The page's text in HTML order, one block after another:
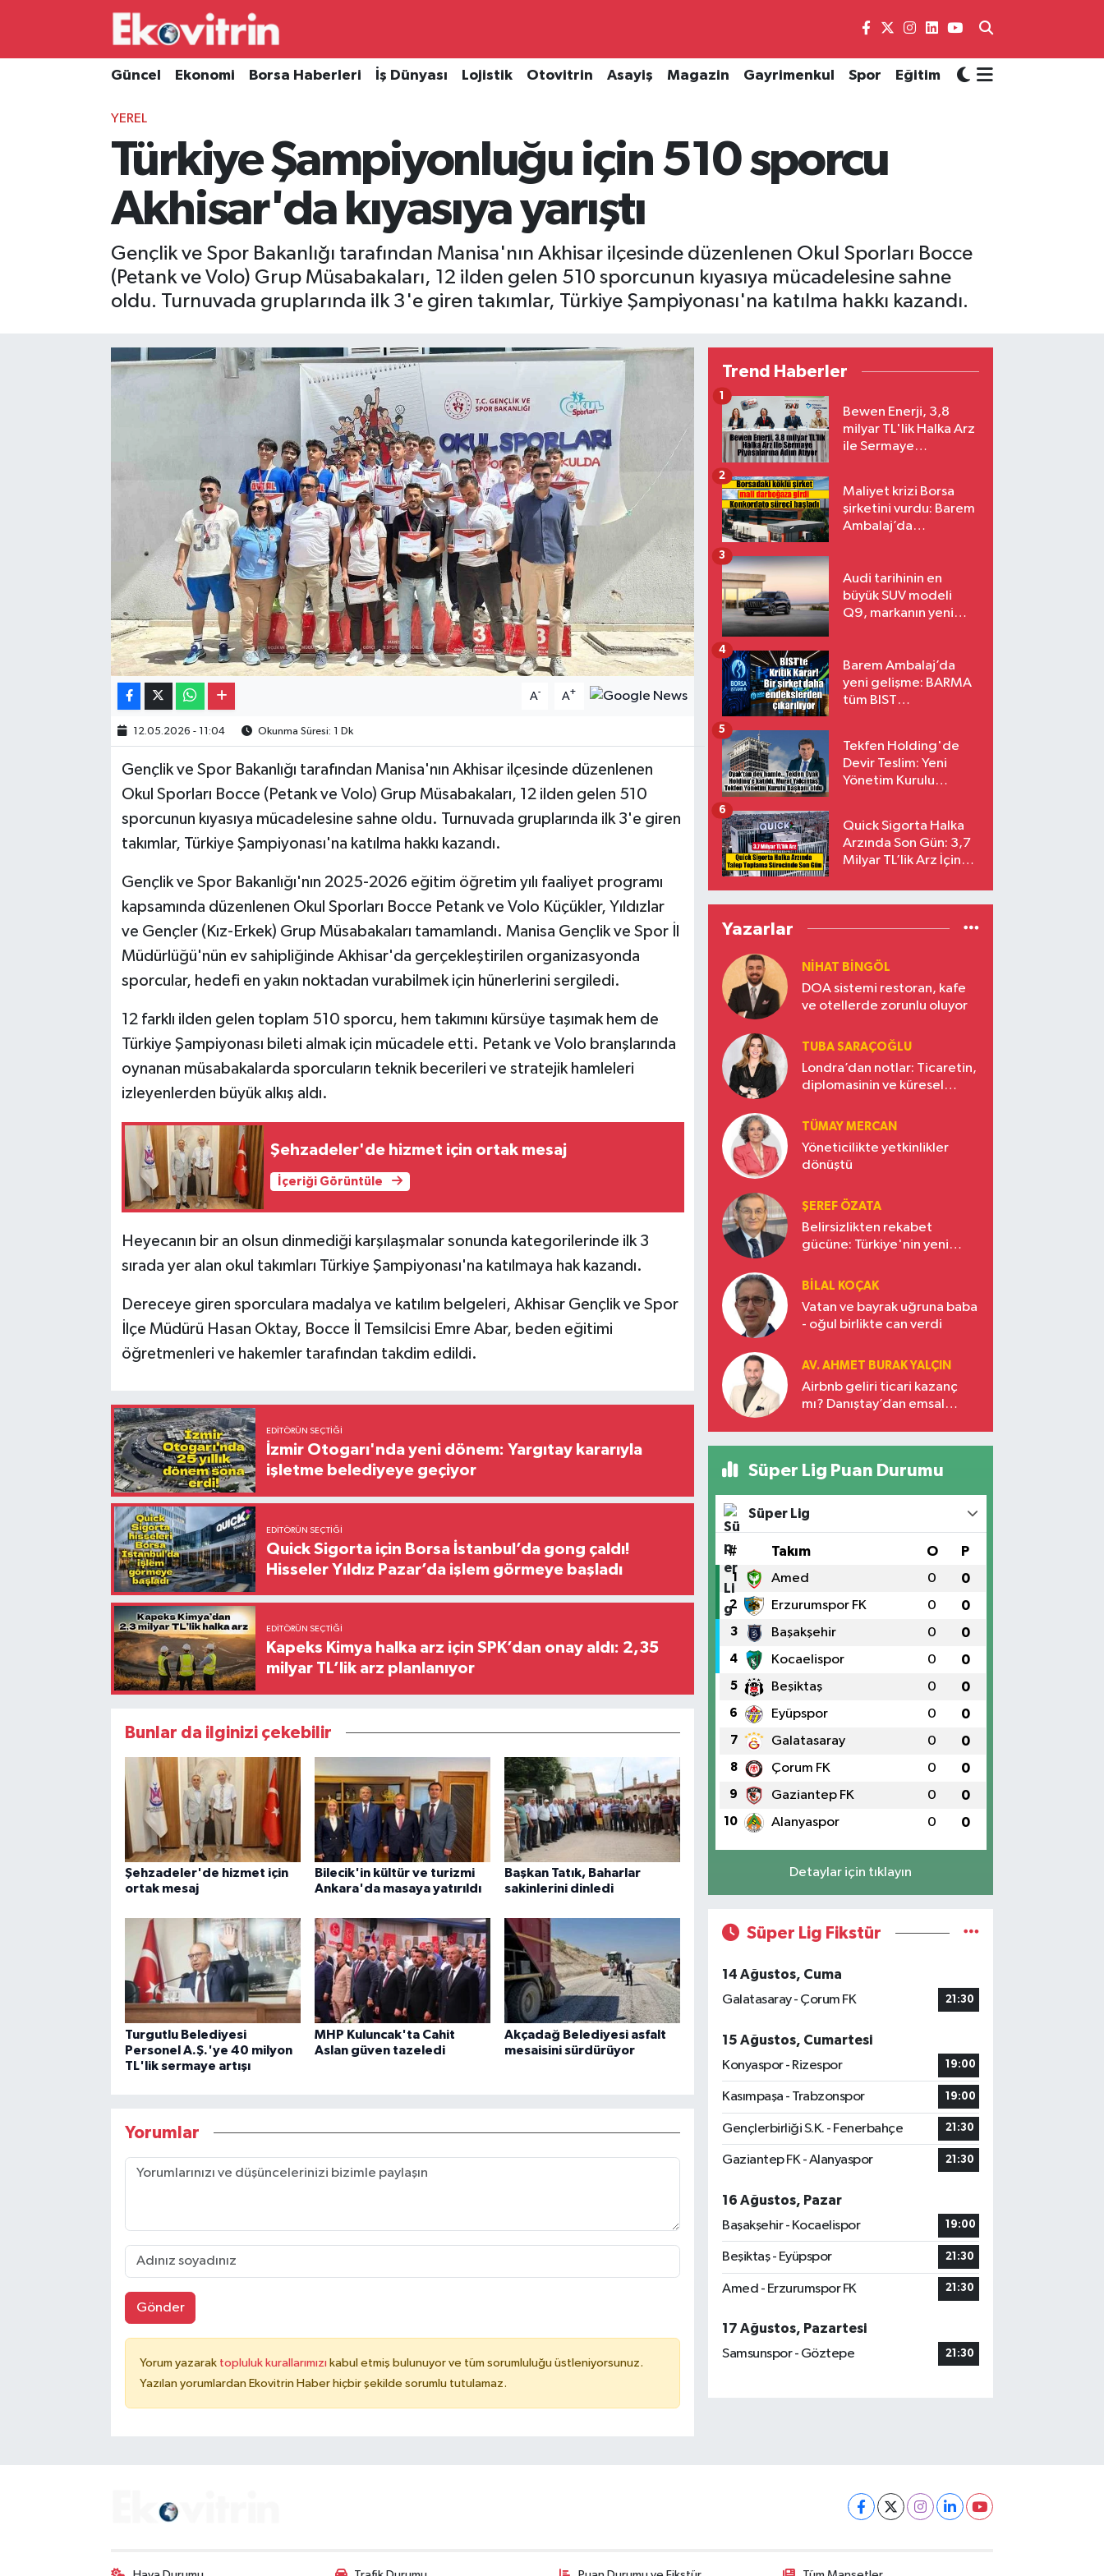
Güncel Ekonomi Borsa Haberleri İş Dünyası Lojistik Otovitrin Asayiş Magazin Gayrimenkul Spor Eğitim
YEREL
Türkiye Şampiyonluğu için 510 sporcu
Akhisar'da kıyasıya yarıştı
Gençlik ve Spor Bakanlığı tarafından Manisa'nın Akhisar ilçesinde düzenlenen Okul Sporları Bocce
(Petank ve Volo) Grup Müsabakaları, 12 ilden gelen 510 sporcunun kıyasıya mücadelesine sahne
oldu. Turnuvada gruplarında ilk 3'e giren takımlar, Türkiye Şampiyonası'na katılma hakkı kazandı.
A- A+
12.05.2026 - 11:04 Okunma Süresi: 1 Dk
Gençlik ve Spor Bakanlığı tarafından Manisa'nın Akhisar ilçesinde düzenlenen
Okul Sporları Bocce (Petank ve Volo) Grup Müsabakaları, 12 ilden gelen 510
sporcunun kıyasıya mücadelesine sahne oldu. Turnuvada gruplarında ilk 3'e giren
takımlar, Türkiye Şampiyonası'na katılma hakkı kazandı.
Gençlik ve Spor Bakanlığı'nın 2025-2026 eğitim öğretim yılı faaliyet programı
kapsamında düzenlenen Okul Sporları Bocce Petank ve Volo Küçükler, Yıldızlar
ve Gençler (Kız-Erkek) Grup Müsabakaları tamamlandı. Manisa Gençlik ve Spor İl
Müdürlüğü'nün ev sahipliğinde Akhisar'da gerçekleştirilen organizasyonda
sporcular, hedefi en yakın noktadan vurabilmek için hünerlerini sergiledi.
12 farklı ilden gelen toplam 510 sporcu, hem takımını kürsüye taşımak hem de
Türkiye Şampiyonası bileti almak için mücadele etti. Petank ve Volo branşlarında
oynanan müsabakalarda sporcuların teknik becerileri ve stratejik hamleleri
izleyenlerden büyük alkış aldı.
Şehzadeler'de hizmet için ortak mesaj
İçeriği Görüntüle
Heyecanın bir an olsun dinmediği karşılaşmalar sonunda kategorilerinde ilk 3
sırada yer alan okul takımları Türkiye Şampiyonası'na katılmaya hak kazandı.
Dereceye giren sporculara madalya ve katılım belgeleri, Akhisar Gençlik ve Spor
İlçe Müdürü Hasan Oktay, Bocce İl Temsilcisi Emre Abar, beden eğitimi
öğretmenleri ve hakemler tarafından takdim edildi.
EDITÖRÜN SEÇTIĞI
İzmir Otogarı'nda yeni dönem: Yargıtay kararıyla
işletme belediyeye geçiyor
EDITÖRÜN SEÇTIĞI
Quick Sigorta için Borsa İstanbul’da gong çaldı!
Hisseler Yıldız Pazar’da işlem görmeye başladı
EDITÖRÜN SEÇTIĞI
Kapeks Kimya halka arz için SPK’dan onay aldı: 2,35
milyar TL’lik arz planlanıyor
Bunlar da ilginizi çekebilir
Şehzadeler'de hizmet için
ortak mesaj
Bilecik'in kültür ve turizmi
Ankara'da masaya yatırıldı
Başkan Tatık, Baharlar
sakinlerini dinledi
Turgutlu Belediyesi
Personel A.Ş.'ye 40 milyon
TL'lik sermaye artışı
MHP Kuluncak'ta Cahit
Aslan güven tazeledi
Akçadağ Belediyesi asfalt
mesaisini sürdürüyor
Yorumlar
Gönder
Yorum yazarak topluluk kurallarımızı kabul etmiş bulunuyor ve tüm sorumluluğu üstleniyorsunuz.
Yazılan yorumlardan Ekovitrin Haber hiçbir şekilde sorumlu tutulamaz.
Trend Haberler
Bewen Enerji, 3,8
milyar TL'lik Halka Arz
ile Sermaye
1
Maliyet krizi Borsa
şirketini vurdu: Barem
Ambalaj’da
2
Audi tarihinin en
büyük SUV modeli
Q9, markanın yeni
3
Barem Ambalaj’da
yeni gelişme: BARMA
tüm BIST
4
Tekfen Holding'de
Devir Teslim: Yeni
Yönetim Kurulu
5
Quick Sigorta Halka
Arzında Son Gün: 3,7
Milyar TL’lik Arz İçin
Eriyor
6
Yazarlar
NIHAT BINGÖL
DOA sistemi restoran, kafe
ve otellerde zorunlu oluyor
TUBA SARAÇOĞLU
Londra’dan notlar: Ticaretin,
diplomasinin ve küresel
Türkiye’nin yükselen gücü
TÜMAY MERCAN
Yöneticilikte yetkinlikler
dönüştü
ŞEREF ÖZATA
Belirsizlikten rekabet
gücüne: Türkiye'nin yeni
BILAL KOÇAK
Vatan ve bayrak uğruna baba
- oğul birlikte can verdi
AV. AHMET BURAK YALÇIN
Airbnb geliri ticari kazanç
mı? Danıştay’dan emsal
Süper Lig Puan Durumu
Süper Lig
# Takım O P
1 Amed 0 0
2 Erzurumspor FK 0 0
3 Başakşehir 0 0
4 Kocaelispor 0 0
5 Beşiktaş 0 0
6 Eyüpspor 0 0
7 Galatasaray 0 0
8 Çorum FK 0 0
9 Gaziantep FK 0 0
10 Alanyaspor 0 0
Detaylar için tıklayın
Süper Lig Fikstür
14 Ağustos, Cuma
Galatasaray - Çorum FK
21:30
15 Ağustos, Cumartesi
Konyaspor - Rizespor
19:00
Kasımpaşa - Trabzonspor 19:00
Gençlerbirliği S.K. - Fenerbahçe 21:30
Gaziantep FK - Alanyaspor 21:30
16 Ağustos, Pazar
Başakşehir - Kocaelispor
19:00
Beşiktaş - Eyüpspor 21:30
Amed - Erzurumspor FK 21:30
17 Ağustos, Pazartesi
Samsunspor - Göztepe
21:30
Güncel
Borsa Haberleri
Hava Durumu
Süper Lig Puan Durumu ve Fikstür
Tüm Manşetler
Haber Arşivi